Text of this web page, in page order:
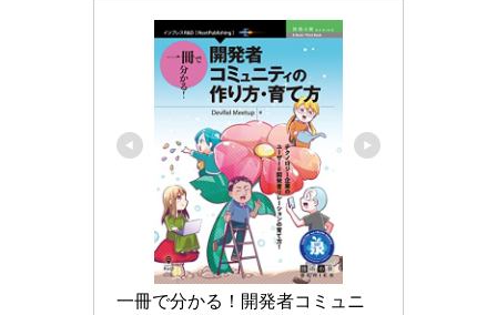
一冊で分かる！開発者コミュニ